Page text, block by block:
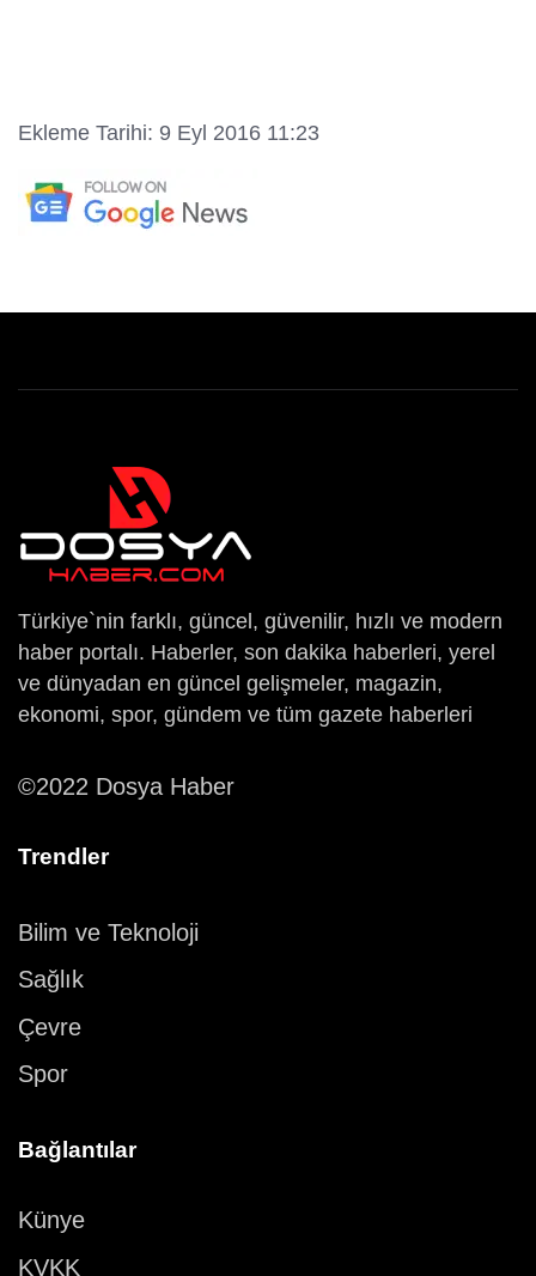
Ekleme Tarihi: 9 Eyl 2016 11:23
Türkiye`nin farklı, güncel, güvenilir, hızlı ve modern
haber portalı. Haberler, son dakika haberleri, yerel
ve dünyadan en güncel gelişmeler, magazin,
ekonomi, spor, gündem ve tüm gazete haberleri
©2022 Dosya Haber
Trendler
Bilim ve Teknoloji
Sağlık
Çevre
Spor
Bağlantılar
Künye
KVKK